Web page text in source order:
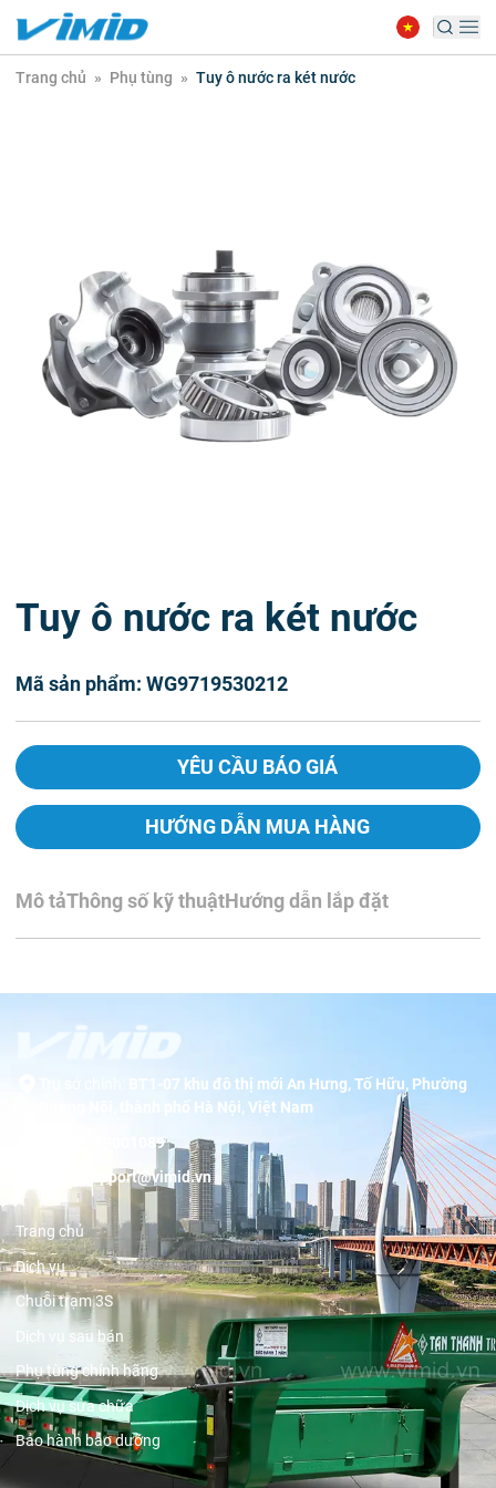
Trang chủ » Phụ tùng » Tuy ô nước ra két nước
Tuy ô nước ra két nước
Mã sản phẩm: WG9719530212
YÊU CẦU BÁO GIÁ
HƯỚNG DẪN MUA HÀNG
Mô tảThông số kỹ thuậtHướng dẫn lắp đặt
BT1-07 khu đô thị mới An Hưng, Tố Hữu, Phường
Dương Nội, thành phố Hà Nội, Việt Nam
19001089
support@vimid.vn
Trang chủ
Dịch vụ
Chuỗi trạm 3S
Dịch vụ sau bán
Phụ tùng chính hãng
Dịch vụ sửa chữa
Bảo hành bảo dưỡng